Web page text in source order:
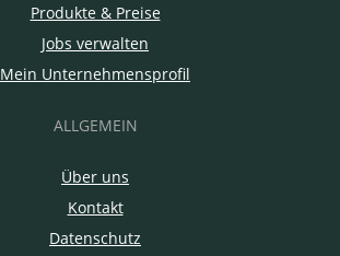
Produkte & Preise
Jobs verwalten
Mein Unternehmensprofil
ALLGEMEIN
Über uns
Kontakt
Datenschutz